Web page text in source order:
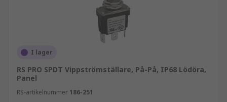
I lager
RS PRO SPDT Vippströmställare, På-På, IP68 Lödöra,
Panel
RS-artikelnummer 186-251